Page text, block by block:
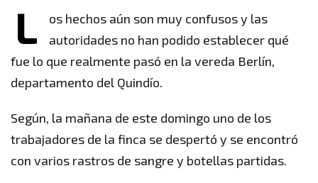
L
os hechos aún son muy confusos y las
autoridades no han podido establecer qué
fue lo que realmente pasó en la vereda Berlín,
departamento del Quindío.
Según, la mañana de este domingo uno de los
trabajadores de la finca se despertó y se encontró
con varios rastros de sangre y botellas partidas.